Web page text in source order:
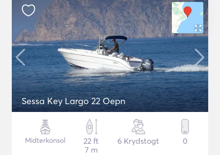
Sessa Key Largo 22 Oepn
Midterkonsol
22 ft
7 m
6 Krydstogt 0